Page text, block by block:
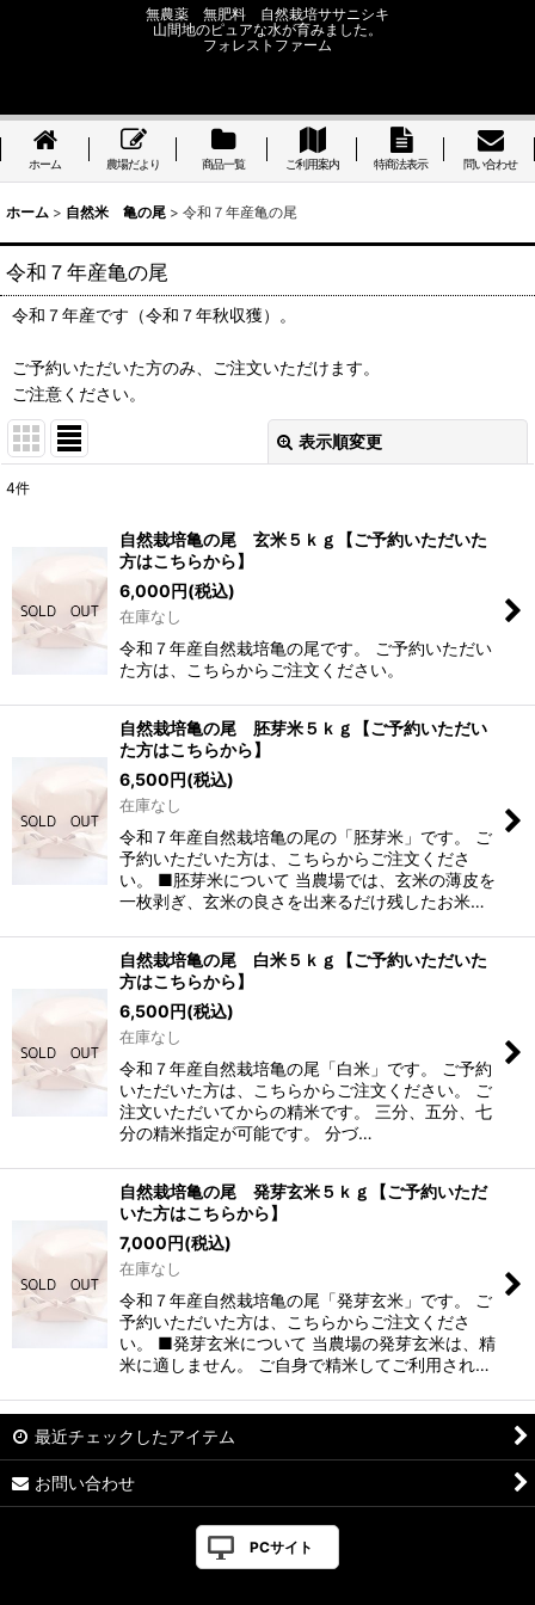
無農薬 無肥料 自然栽培ササニシキ
山間地のピュアな水が育みました。
フォレストファーム
ホーム 農場だより 商品一覧 ご利用案内 特商法表示 問い合わせ
ホーム > 自然米 亀の尾 > 令和７年産亀の尾
令和７年産亀の尾
令和７年産です（令和７年秋収獲）。
ご予約いただいた方のみ、ご注文いただけます。
ご注意ください。
表示順変更
絞り込む
4件
自然栽培亀の尾 玄米５ｋｇ【ご予約いただいた
方はこちらから】
6,000円(税込)
在庫なし
令和７年産自然栽培亀の尾です。 ご予約いただい
た方は、こちらからご注文ください。
自然栽培亀の尾 胚芽米５ｋｇ【ご予約いただい
た方はこちらから】
6,500円(税込)
在庫なし
令和７年産自然栽培亀の尾の「胚芽米」です。 ご
予約いただいた方は、こちらからご注文くださ
い。 ■胚芽米について 当農場では、玄米の薄皮を
一枚剥ぎ、玄米の良さを出来るだけ残したお米…
自然栽培亀の尾 白米５ｋｇ【ご予約いただいた
方はこちらから】
6,500円(税込)
在庫なし
令和７年産自然栽培亀の尾「白米」です。 ご予約
いただいた方は、こちらからご注文ください。 ご
注文いただいてからの精米です。 三分、五分、七
分の精米指定が可能です。 分づ…
自然栽培亀の尾 発芽玄米５ｋｇ【ご予約いただ
いた方はこちらから】
7,000円(税込)
在庫なし
令和７年産自然栽培亀の尾「発芽玄米」です。 ご
予約いただいた方は、こちらからご注文くださ
い。 ■発芽玄米について 当農場の発芽玄米は、精
米に適しません。 ご自身で精米してご利用され…
最近チェックしたアイテム
お問い合わせ
PCサイト